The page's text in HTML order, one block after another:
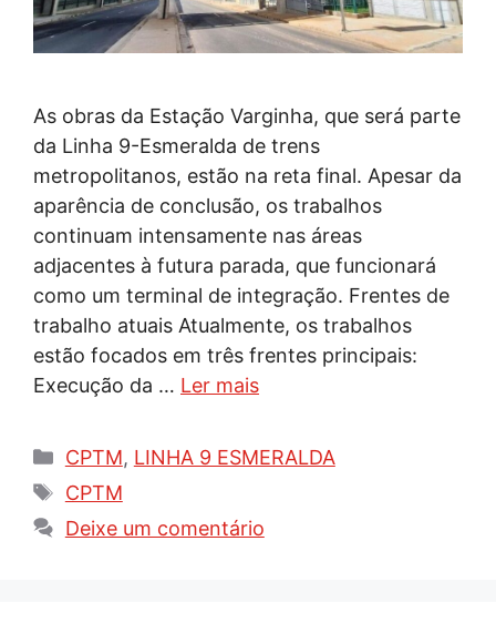
As obras da Estação Varginha, que será parte
da Linha 9-Esmeralda de trens
metropolitanos, estão na reta final. Apesar da
aparência de conclusão, os trabalhos
continuam intensamente nas áreas
adjacentes à futura parada, que funcionará
como um terminal de integração. Frentes de
trabalho atuais Atualmente, os trabalhos
estão focados em três frentes principais:
Execução da … Ler mais
Categorias
CPTM, LINHA 9 ESMERALDA
Tags
CPTM
Deixe um comentário